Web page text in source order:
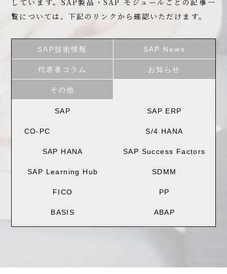
しています。 SAP製品・SAP モジュールごとの記事一
覧については、下記のリンクから確認いただけます。
SAP技術情報 SAP News
代表者コラム お知らせ
その他
SAP
CO-PC
SAP ERP
S/4 HANA
SAP HANA SAP Success Factors
SAP Learning Hub SDMM
FICO PP
BASIS ABAP